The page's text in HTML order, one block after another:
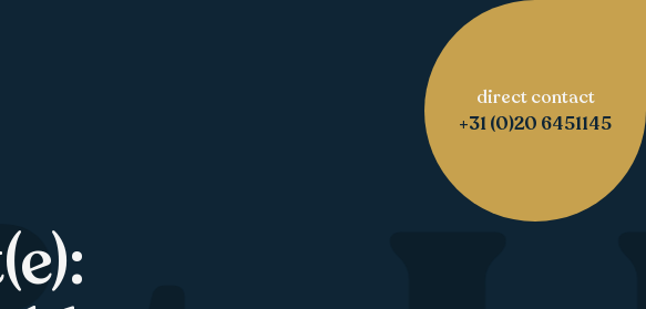
direct contact
+31 (0)20 6451145